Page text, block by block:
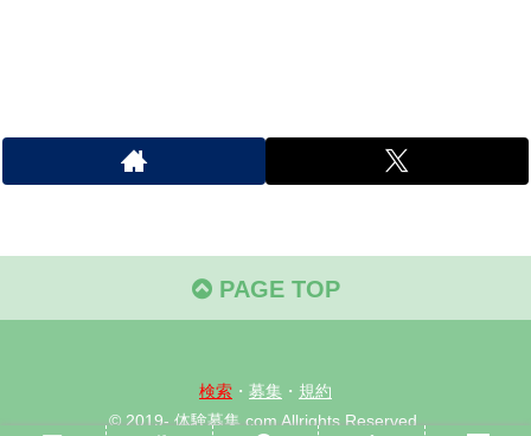
PAGE TOP
検索 ・ 募集 ・ 規約
© 2019- 体験募集.com Allrights Reserved.